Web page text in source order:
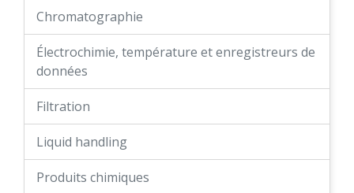
Chromatographie
Électrochimie, température et enregistreurs de
données
Filtration
Liquid handling
Produits chimiques